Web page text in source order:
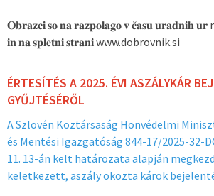
𝐎𝐛𝐫𝐚𝐳𝐜𝐢 𝐬𝐨 𝐧𝐚 𝐫𝐚𝐳𝐩𝐨𝐥𝐚𝐠𝐨 𝐯 𝐜̌𝐚𝐬𝐮 𝐮𝐫𝐚𝐝𝐧𝐢𝐡
𝐢𝐧 𝐧𝐚 𝐬𝐩𝐥𝐞𝐭𝐧𝐢 𝐬𝐭𝐫𝐚𝐧𝐢www.dobrovnik.si
ÉRTESÍTÉS A 2025. ÉVI ASZÁLYKÁR
GYŰJTÉSÉRŐL
A Szlovén Köztársaság Honvédelmi
és Mentési Igazgatóság 844-17/2025-32-
11. 13-án kelt határozata alapján
keletkezett, aszály okozta károk